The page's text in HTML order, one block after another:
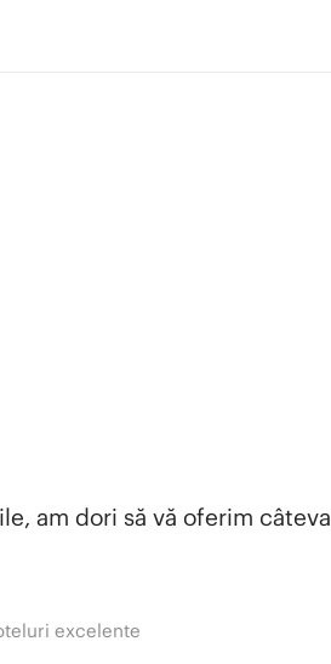
am dori să vă oferim câteva
excelente